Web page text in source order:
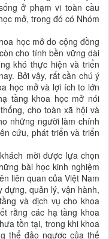
ở phạm vi toàn cầu
mở, trong đó có Nhóm
học mở do cộng đồng
cho tính bền vững dài
khó thực hiện và triển
Bởi vậy, rất cần chú ý
học mở và lợi ích to lớn
tầng khoa học mở nói
cho toàn xã hội và
những người làm chính
cứu, phát triển và triển
mời được lựa chọn
bài học kinh nghiệm
liên quan của Việt Nam
dựng, quản lý, vận hành,
và dịch vụ cho khoa
rằng các hạ tầng khoa
tồn tại, trong khi khoa
thể đảo ngược của thế